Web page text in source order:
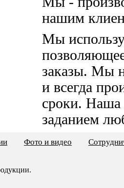
нашим
Мы
заказы. Мы
и всегда
сроки. Наша
заданием
Фото и видео